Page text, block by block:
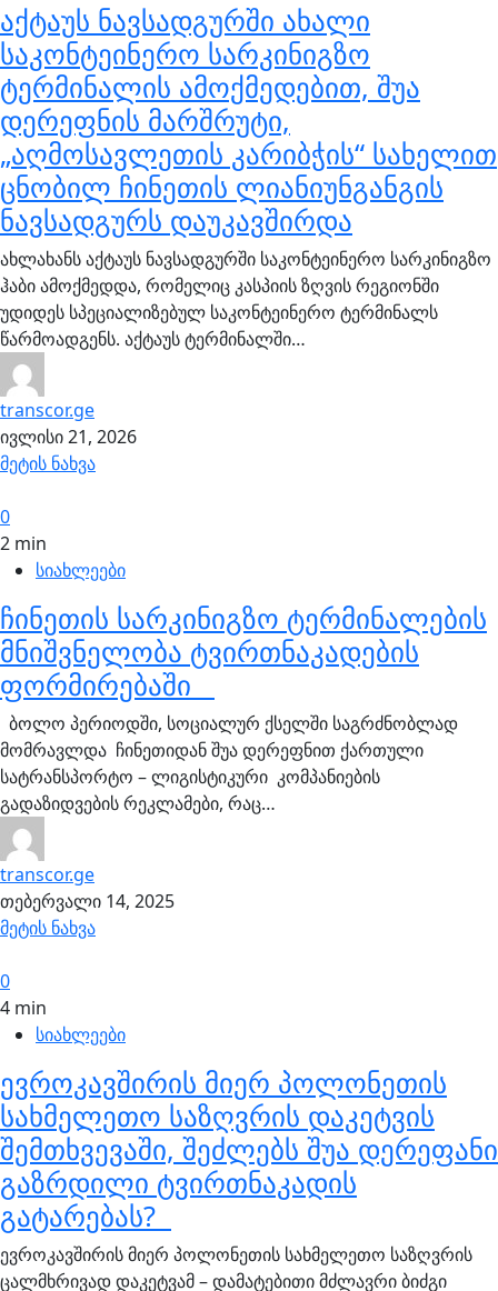
აქტაუს ნავსადგურში ახალი
საკონტეინერო სარკინიგზო
ტერმინალის ამოქმედებით, შუა
დერეფნის მარშრუტი,
„აღმოსავლეთის კარიბჭის“ სახელით
ცნობილ ჩინეთის ლიანიუნგანგის
ნავსადგურს დაუკავშირდა
ახლახანს აქტაუს ნავსადგურში საკონტეინერო სარკინიგზო
ჰაბი ამოქმედდა, რომელიც კასპიის ზღვის რეგიონში
უდიდეს სპეციალიზებულ საკონტეინერო ტერმინალს
წარმოადგენს. აქტაუს ტერმინალში…
transcor.ge
ივლისი 21, 2026
მეტის ნახვა
0
2 min
სიახლეები
ჩინეთის სარკინიგზო ტერმინალების
მნიშვნელობა ტვირთნაკადების
ფორმირებაში
ბოლო პერიოდში, სოციალურ ქსელში საგრძნობლად
მომრავლდა ჩინეთიდან შუა დერეფნით ქართული
სატრანსპორტო – ლიგისტიკური კომპანიების
გადაზიდვების რეკლამები, რაც…
transcor.ge
თებერვალი 14, 2025
მეტის ნახვა
0
4 min
სიახლეები
ევროკავშირის მიერ პოლონეთის
სახმელეთო საზღვრის დაკეტვის
შემთხვევაში, შეძლებს შუა დერეფანი
გაზრდილი ტვირთნაკადის
გატარებას?
ევროკავშირის მიერ პოლონეთის სახმელეთო საზღვრის
ცალმხრივად დაკეტვამ – დამატებითი მძლავრი ბიძგი